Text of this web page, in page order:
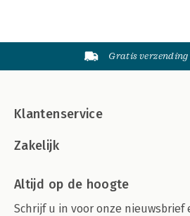
Gratis
Klantenservice
Zakelijk
Altijd op de hoogte
Schrijf u in voor onze